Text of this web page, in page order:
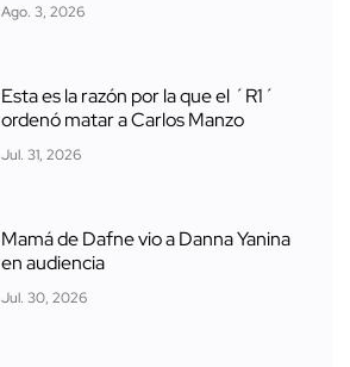
Ago. 3, 2026
Esta es la razón por la que el ´R1´
ordenó matar a Carlos Manzo
Jul. 31, 2026
Mamá de Dafne vio a Danna Yanina
en audiencia
Jul. 30, 2026